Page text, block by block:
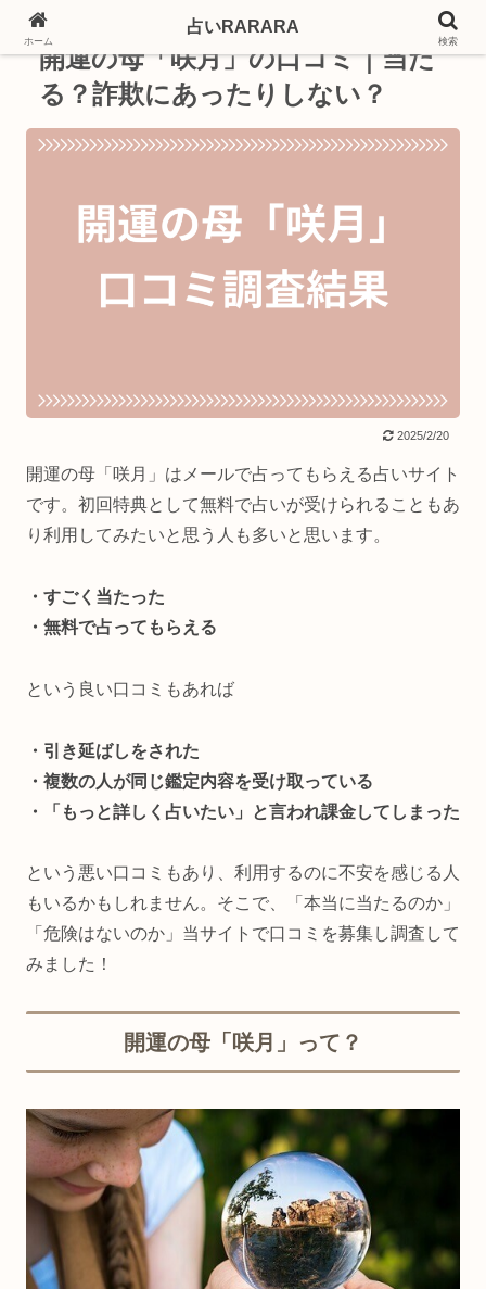
PR
開運の母「咲月」の口コミ｜当た
る？詐欺にあったりしない？
2025/2/20
開運の母「咲月」はメールで占ってもらえる占いサイト
です。初回特典として無料で占いが受けられることもあ
り利用してみたいと思う人も多いと思います。
・すごく当たった
・無料で占ってもらえる
という良い口コミもあれば
・引き延ばしをされた
・複数の人が同じ鑑定内容を受け取っている
・「もっと詳しく占いたい」と言われ課金してしまった
という悪い口コミもあり、利用するのに不安を感じる人
もいるかもしれません。そこで、「本当に当たるのか」
「危険はないのか」当サイトで口コミを募集し調査して
みました！
開運の母「咲月」って？
ホーム
占いRARARA
検索